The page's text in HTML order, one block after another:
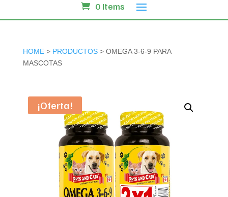
0 Items
HOME> PRODUCTOS> OMEGA 3-6-9 PARA
MASCOTAS
¡Oferta!